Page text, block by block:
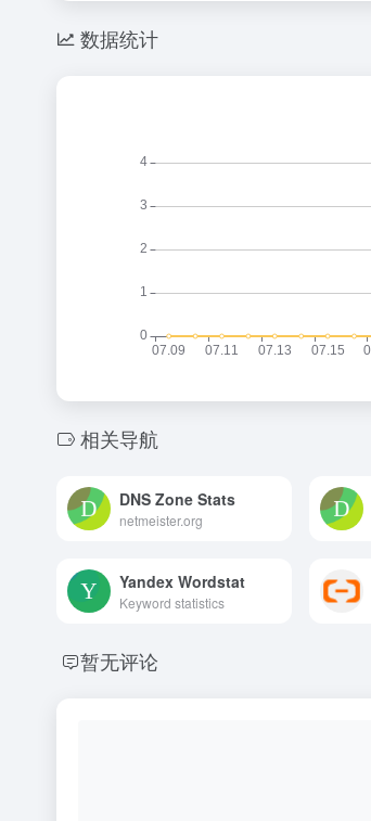
数据统计
相关导航
DNS Zone Stats
netmeister.org
Yandex Wordstat
Keyword statistics
暂无评论